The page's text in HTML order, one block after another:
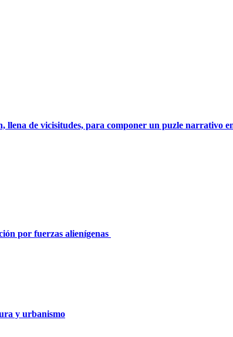
de vicisitudes, para componer un puzle narrativo
por fuerzas alienígenas
y urbanismo